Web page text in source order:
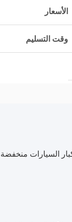
الأسعار
وقت التسليم